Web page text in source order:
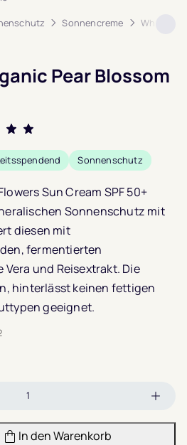
Sonnencreme Whamisa
Pear Blossom
mit
auf
Sonnenschutz
Sun Cream SPF 50+
Sonnenschutz mit
diesen mit
fermentierten
und Reisextrakt. Die
hinterlässt keinen fettigen
geeignet.
In den Warenkorb